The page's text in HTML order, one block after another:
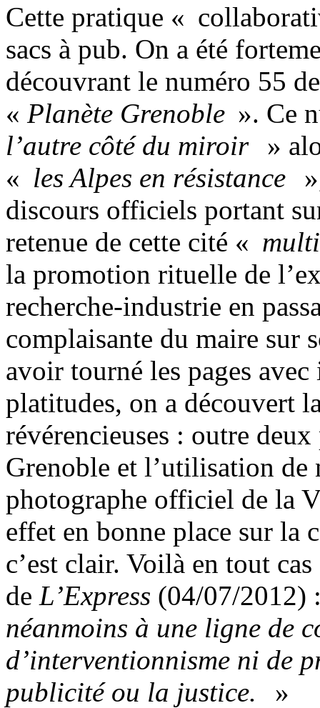
Cette pratique «
sacs à pub. On a été
découvrant le numéro 55
« Planète Grenoble ». Ce
l’autre côté du miroir
»
« les Alpes en résistance
discours officiels portant
retenue de cette cité «
la promotion rituelle de
recherche-industrie en
complaisante du maire sur
avoir tourné les pages
platitudes, on a découvert
révérencieuses : outre
Grenoble et l’utilisation de
photographe officiel de la
effet en bonne place sur la
c’est clair. Voilà en tout
de L’Express (04/07/
néanmoins à une ligne de
d’interventionnisme ni de
publicité ou la justice.
»